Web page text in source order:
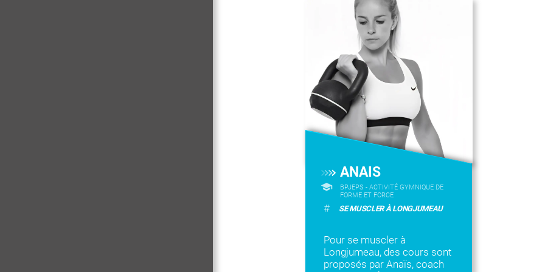
ANAIS
BPJEPS - ACTIVITÉ GYMNIQUE DE
FORME ET FORCE
# SE MUSCLER À LONGJUMEAU
Pour se muscler à
Longjumeau, des cours sont
proposés par Anaïs, coach